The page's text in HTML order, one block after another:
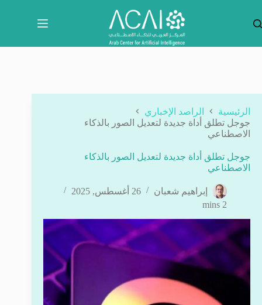
المحتوى
الرئيسية
الراصد الإخباري
جوجل تطلق أداة جديدة لتعديل الصور بالذكاء
الاصطناعي
جوجل تطلق أداة جديدة لتعديل الصور بالذكاء
الاصطناعي
إبراهيم شعبان
26 أغسطس, 2025
2 mins